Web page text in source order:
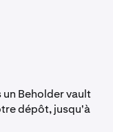
Beholder vault
dépôt, jusqu'à